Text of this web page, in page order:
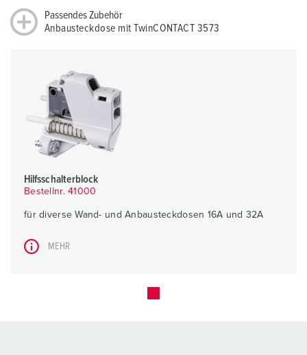
Passendes Zubehör
Anbausteckdose mit TwinCONTACT 3573
Hilfsschalterblock
Bestellnr. 41000
für diverse Wand- und Anbausteckdosen 16A und 32A
MEHR